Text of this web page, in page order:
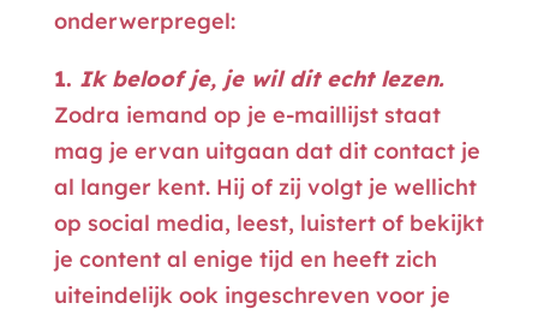
onderwerpregel:
1. Ik beloof je, je wil dit echt lezen.
Zodra iemand op je e-maillijst staat
mag je ervan uitgaan dat dit contact je
al langer kent. Hij of zij volgt je wellicht
op social media, leest, luistert of bekijkt
je content al enige tijd en heeft zich
uiteindelijk ook ingeschreven voor je